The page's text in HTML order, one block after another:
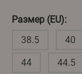
Размер (EU):
38.5
40
44 44.5